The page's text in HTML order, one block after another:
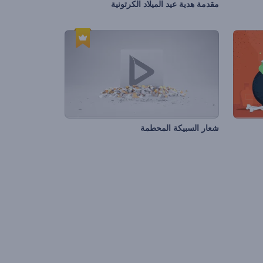
مقدمة هدية عيد الميلاد الكرتونية
شعار السبيكة المحطمة